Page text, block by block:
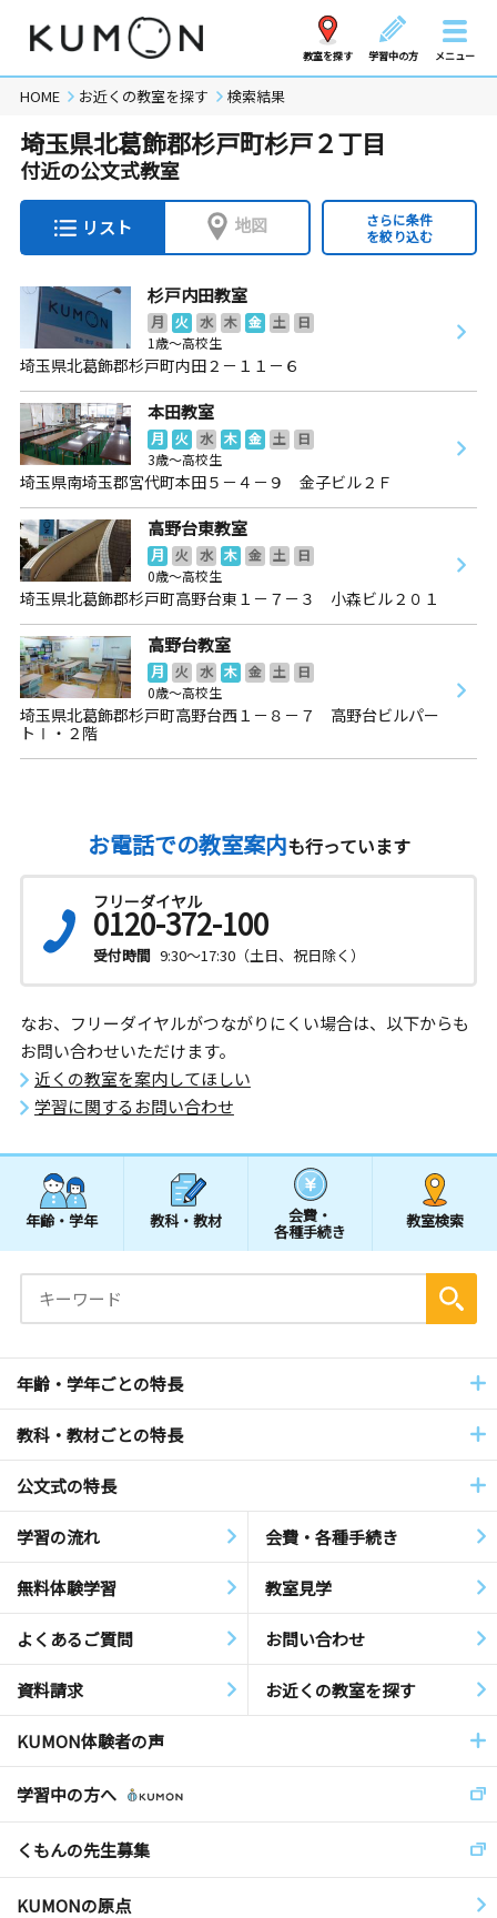
教室を探す 学習中の方 メニュー
HOME お近くの教室を探す 検索結果
埼玉県北葛飾郡杉戸町杉戸２丁目
付近の公文式教室
リスト 地図
さらに条件
を絞り込む
杉戸内田教室
月 火 水 木 金 土
日
1歳～高校生
埼玉県北葛飾郡杉戸町内田２－１１－６
本田教室
月 火 水 木 金 土
日
3歳～高校生
埼玉県南埼玉郡宮代町本田５－４－９ 金子ビル２Ｆ
高野台東教室
月 火 水 木 金 土
日
0歳～高校生
埼玉県北葛飾郡杉戸町高野台東１－７－３ 小森ビル２０１
高野台教室
月 火 水 木 金 土
日
0歳～高校生
埼玉県北葛飾郡杉戸町高野台西１－８－７ 高野台ビルパー
トⅠ・２階
お電話での教室案内も行っています
フリーダイヤル
0120-372-100
受付時間 9:30～17:30（土日、祝日除く）
なお、フリーダイヤルがつながりにくい場合は、以下からも
お問い合わせいただけます。
近くの教室を案内してほしい
学習に関するお問い合わせ
年齢・学年 教科・教材 会費・
各種手続き
教室検索
年齢・学年ごとの特長
教科・教材ごとの特長
公文式の特長
学習の流れ 会費・各種手続き
無料体験学習 教室見学
よくあるご質問 お問い合わせ
資料請求 お近くの教室を探す
KUMON体験者の声
学習中の方へ
くもんの先生募集
KUMONの原点